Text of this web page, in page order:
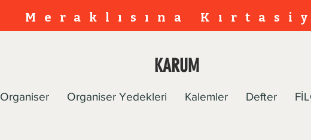
Meraklısına
KARUM
Organiser Organiser Yedekleri Kalemler Defter